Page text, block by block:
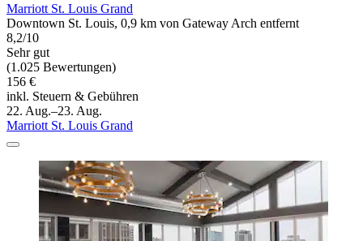
Marriott St. Louis Grand
Downtown St. Louis, 0,9 km von Gateway Arch entfernt
8,2/10
Sehr gut
(1.025 Bewertungen)
156 €
inkl. Steuern & Gebühren
22. Aug.–23. Aug.
Marriott St. Louis Grand